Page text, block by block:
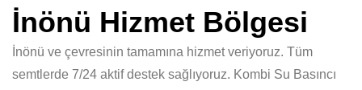
İnönü Hizmet Bölgesi
İnönü ve çevresinin tamamına hizmet veriyoruz. Tüm
semtlerde 7/24 aktif destek sağlıyoruz. Kombi Su Basıncı